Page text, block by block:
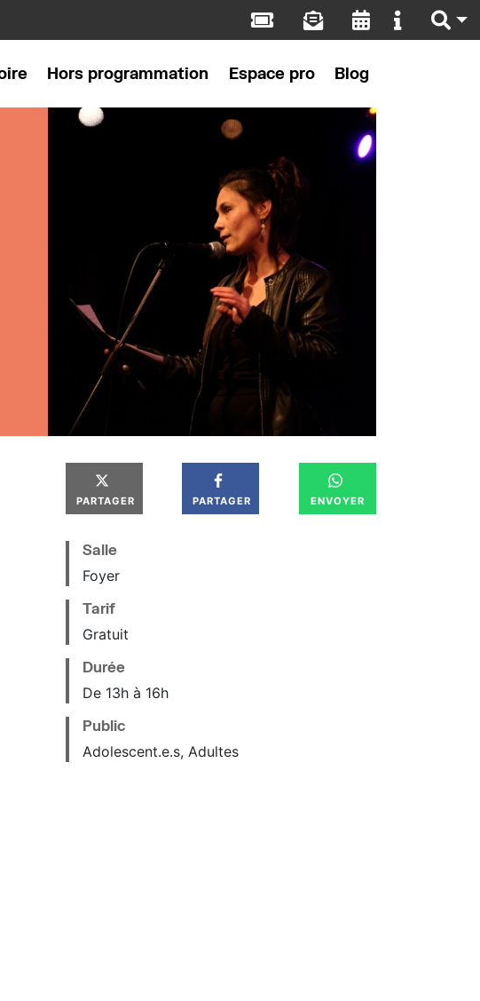
Hors programmation Espace pro Blog
PARTAGER PARTAGER ENVOYER
Salle
Foyer
Tarif
Gratuit
Durée
De 13h à 16h
Public
Adolescent.e.s, Adultes